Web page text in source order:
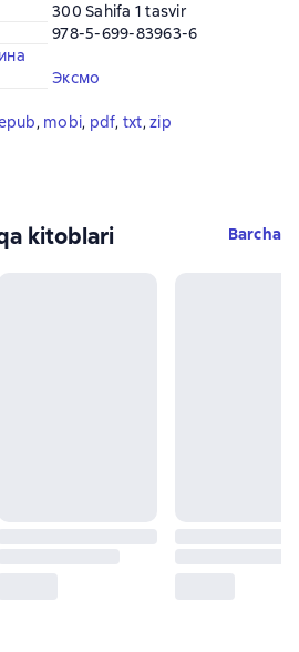
300 Sahifa 1 tasvir
978-5-699-83963-6
Эксмо
, mobi, pdf, txt, zip
kitoblari Barcha